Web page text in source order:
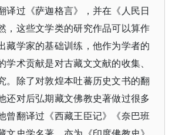
译过《萨迦格言》，并在《人民日
，这些文学类的研究作品可以算作
藏学家的基础训练，他作为学者的
学术贡献是对古藏文文献的收集、
。除了对敦煌本吐蕃历史文书的翻
还对后弘期藏文佛教史著做过很多
曾翻译过《西藏王臣记》《奈巴班